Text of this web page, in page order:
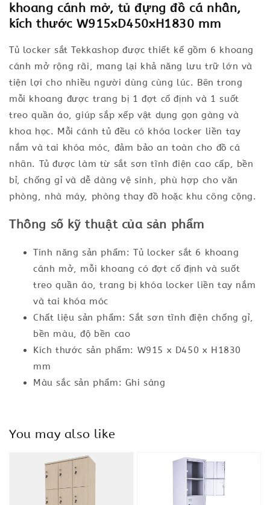
khoang cánh mở, tủ đựng đồ cá nhân,
kích thước W915xD450xH1830 mm
Tủ locker sắt Tekkashop được thiết kế gồm 6 khoang
cánh mở rộng rãi, mang lại khả năng lưu trữ lớn và
tiện lợi cho nhiều người dùng cùng lúc. Bên trong
mỗi khoang được trang bị 1 đợt cố định và 1 suốt
treo quần áo, giúp sắp xếp vật dụng gọn gàng và
khoa học. Mỗi cánh tủ đều có khóa locker liền tay
nắm và tai khóa móc, đảm bảo an toàn cho đồ cá
nhân. Tủ được làm từ sắt sơn tĩnh điện cao cấp, bền
bỉ, chống gỉ và dễ dàng vệ sinh, phù hợp cho văn
phòng, nhà máy, phòng thay đồ hoặc khu công cộng.
Thông số kỹ thuật của sản phẩm
Tính năng sản phẩm: Tủ locker sắt 6 khoang
cánh mở, mỗi khoang có đợt cố định và suốt
treo quần áo, trang bị khóa locker liền tay nắm
và tai khóa móc
Chất liệu sản phẩm: Sắt sơn tĩnh điện chống gỉ,
bền màu, độ bền cao
Kích thước sản phẩm: W915 x D450 x H1830
mm
Màu sắc sản phẩm: Ghi sáng
You may also like